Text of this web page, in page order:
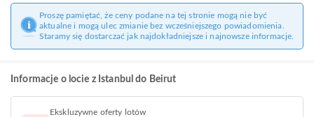
Proszę pamiętać, że ceny podane na tej stronie mogą nie być
aktualne i mogą ulec zmianie bez wcześniejszego powiadomienia.
Staramy się dostarczać jak najdokładniejsze i najnowsze informacje.
Informacje o locie z Istanbul do Beirut
Ekskluzywne oferty lotów